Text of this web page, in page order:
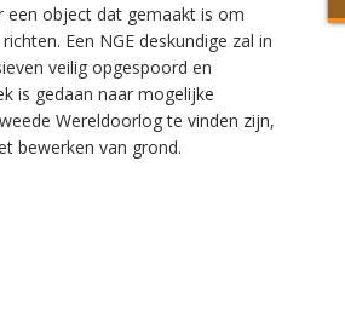
een object dat gemaakt is om
Een NGE deskundige zal in
veilig opgespoord en
is gedaan naar mogelijke
Wereldoorlog te vinden zijn,
bewerken van grond.